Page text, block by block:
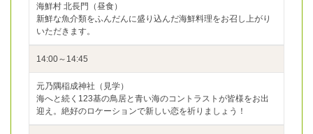
海鮮村 北長門（昼食）
新鮮な魚介類をふんだんに盛り込んだ海鮮料理をお召し上がり
いただきます。
14:00～14:45
元乃隅稲成神社（見学）
海へと続く123基の鳥居と青い海のコントラストが皆様をお出
迎え。絶好のロケーションで新しい恋を祈りましょう！